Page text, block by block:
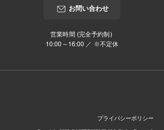
お問い合わせ
営業時間 (完全予約制)
10:00～16:00 ／ ※不定休
プライバシーポリシー